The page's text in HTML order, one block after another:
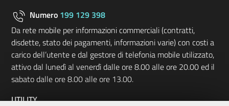
Numero 199 129 398
Da rete mobile per informazioni commerciali (contratti,
disdette, stato dei pagamenti, informazioni varie) con costi a
carico dell’utente e dal gestore di telefonia mobile utilizzato,
attivo dal lunedì al venerdì dalle ore 8.00 alle ore 20.00 ed il
sabato dalle ore 8.00 alle ore 13.00.
UTILITY